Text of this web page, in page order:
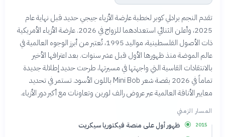
تقدم النجم برادلي كوبر لخطبة عارضة الأزياء جيجي حديد قبل نهاية عام
2025، وأعلن الثنائي استعدادهما للزواج في 2026. عارضة الأزياء الأمريكية
ذات الأصول الفلسطينية، مواليد 1995، تُعتبر من أبرز الوجوه العالمية في
عالم الموضة منذ ظهورها الأول قبل عشر سنوات. بعد اعترافها الأخير
بالانتقادات القاسية التي واجهتها في مسيرتها، طرحت حديد إطلالة جديدة
تماماً في 2026 بقصة شعر Mini Bob باللون الأسود. تستمر في تحديد
معايير الأناقة العالمية عبر عروض رالف لورين وتعاونات مع أكبر دور الأزياء.
المسار الزمني
2015 ظهور أول على منصة فيكتوريا سيكريت